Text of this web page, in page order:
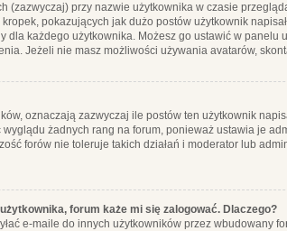
(zazwyczaj) przy nazwie użytkownika w czasie
pokazujących jak dużo postów użytkownik
dla każdego użytkownika. Możesz go ustawić w panelu
Jeżeli nie masz możliwości używania avatarów,
oznaczają zazwyczaj ile postów ten użytkownik
żadnych rang na forum, ponieważ ustawia je
forów nie toleruje takich działań i moderator lub
forum każe mi się zalogować. Dlaczego?
e-maile do innych użytkowników przez wbudowany